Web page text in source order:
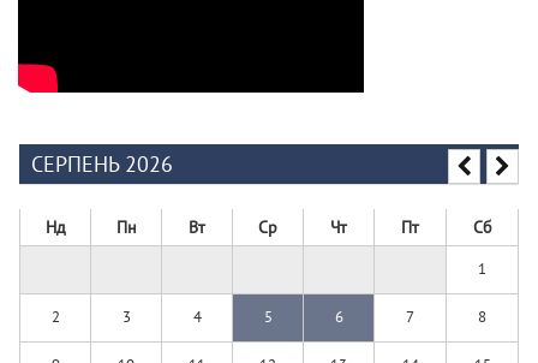
СЕРПЕНЬ 2026
Нд Пн Вт Ср Чт Пт Сб
1
2 3 4 5 6 7 8